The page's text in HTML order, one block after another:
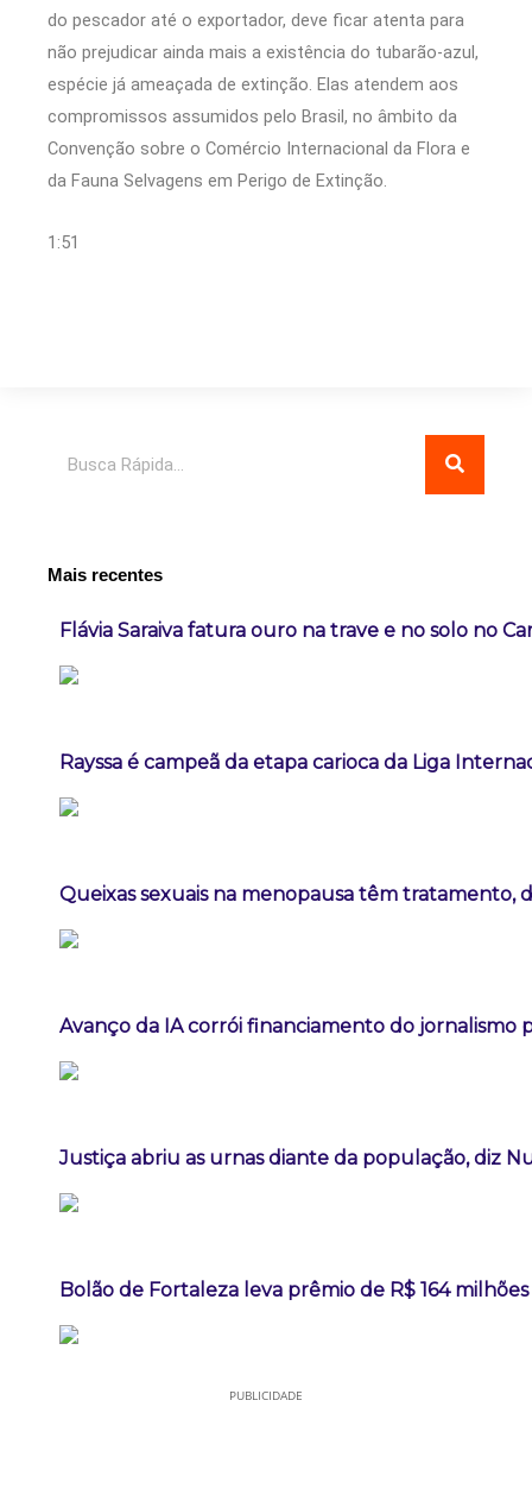
do pescador até o exportador, deve ficar atenta para
não prejudicar ainda mais a existência do tubarão-azul,
espécie já ameaçada de extinção. Elas atendem aos
compromissos assumidos pelo Brasil, no âmbito da
Convenção sobre o Comércio Internacional da Flora e
da Fauna Selvagens em Perigo de Extinção.
1:51
Mais recentes
Flávia Saraiva fatura ouro na trave e no solo no
Rayssa é campeã da etapa carioca da Liga
Queixas sexuais na menopausa têm tratamento,
Avanço da IA corrói financiamento do jornalismo
Justiça abriu as urnas diante da população, diz
Bolão de Fortaleza leva prêmio de R$ 164
PUBLICIDADE